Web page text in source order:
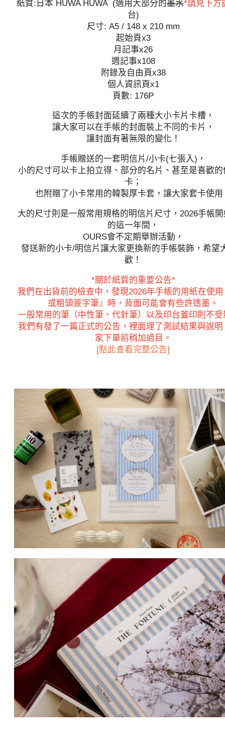
紙質:日本 HUWA HUWA (適用大部分的墨水*請見下方
台)
尺寸: A5 / 148 x 210 mm
起始頁x3
月記事x26
週記事x108
附錄及自由頁x38
個人資訊頁x1
頁數: 176P
這次的手帳封面延續了兩種大小卡片卡槽，
讓大家可以在手帳的封面裝上不同的卡片，
讓封面有著無限的變化！
手帳贈送的一套明信片/小卡(七張入)，
小的尺寸可以卡上拍立得、部分的名片、甚至是喜歡的
卡；
也附贈了小卡常用的韓製厚卡套，讓大家套卡使用
大的尺寸則是一般常用規格的明信片尺寸，2026手帳
的這一年間，
OURS會不定期舉辦活動，
發送新的小卡/明信片讓大家更換新的手帳裝飾，希望
歡！
*關於紙質的重要公告*
我們在出貨前的檢查中，發現2026年手帳的用紙在使
或粗頭簽字筆』時，背面可能會有些許透墨。
一般常用的筆（中性筆、代針筆）以及印台蓋印則不受
我們有發了一篇正式的公告，裡面理了測試結果與說明
家下單前稍加過目。
[點此查看完整公告]